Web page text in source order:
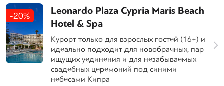
-20%
Leonardo Plaza Cypria Maris Beach
Hotel & Spa
Курорт только для взрослых гостей (16+) и
идеально подходит для новобрачных, пар
ищущих уединения и для незабываемых
свадебных церемоний под синими
небесами Кипра